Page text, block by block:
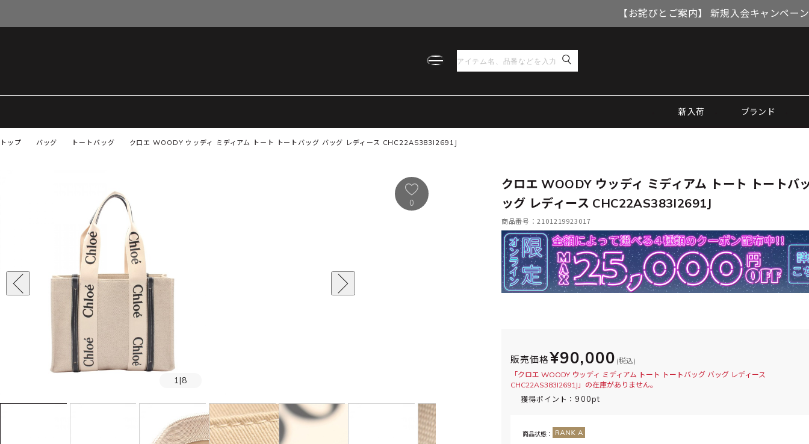
【お詫びとご案内】 新規入会キャンペ
新入荷 ブランド
トップ クロエ WOODY ウッディ ミディアム トート トートバッグ バッグ レディース CHC22AS383I2691J
バッグ トートバッグ
SOLD OUT
1 |8
0
クロエ WOODY ウッディ ミディアム トート トートバ
ッグ レディース CHC22AS383I2691J
商品番号：2101219923017
販売価格¥90,000 (税込)
「クロエ WOODY ウッディ ミディアム トート トートバッグ バッグ レディース
CHC22AS383I2691J」の在庫がありません。
獲得ポイント： 900pt
商品状態：